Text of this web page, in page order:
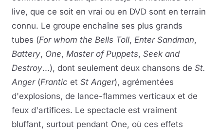
live, que ce soit en vrai ou en DVD sont en terrain
connu. Le groupe enchaîne ses plus grands
tubes (For whom the Bells Toll, Enter Sandman,
Battery, One, Master of Puppets, Seek and
Destroy...), dont seulement deux chansons de St.
Anger(Frantic et St Anger), agrémentées
d'explosions, de lance-flammes verticaux et de
feux d'artifices. Le spectacle est vraiment
bluffant, surtout pendant One, où ces effets